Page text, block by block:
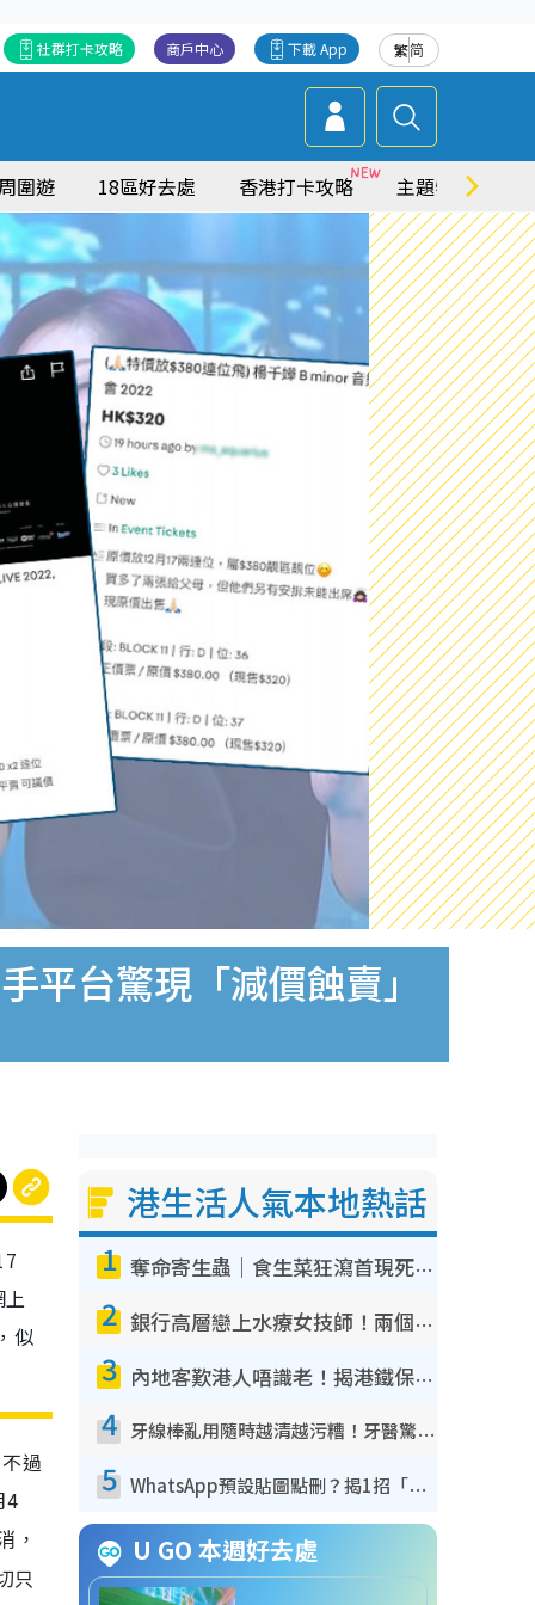
繁简
下載 App
商戶中心
社群打卡攻略
圍遊 18區好去處 香港打卡攻略 主題特集
平台驚現「減價蝕賣」
似
不過
4
，
只
港生活人氣本地熱話
1 奪命寄生蟲｜食生菜狂瀉首現死者！疫潮惡化錄1.8萬宗病例 揭洗菜3大謬誤
2 銀行高層戀上水療女技師！兩個月借128萬驚覺「沉船」沉落火海 揭背後疑似邪教操控賣淫
3 內地客歎港人唔識老！揭港鐵保鮮級冷氣 港人求放過：咪投訴
4 牙線棒亂用隨時越清越污糟！牙醫驚揭盲目過戶細菌恐致蛀牙：呢種先係日常真保養
5 WhatsApp預設貼圖點刪？揭1招「反向操作」還原簡潔介面 附3步實測教學
U GO 本週好去處